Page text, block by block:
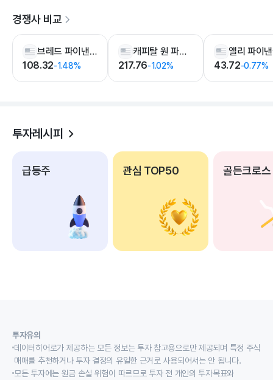
경쟁사 비교
브레드 파이낸셜 홀딩스
108.32-1.48%
캐피탈 원 파이낸셜
217.76-1.02%
앨리 파이
43.72-0.77%
투자레시피
급등주 관심 TOP50 골든크로스
투자유의
데이터히어로가 제공하는 모든 정보는 투자 참고용으로만 제공되며 특정 주식
매매를 추천하거나 투자 결정의 유일한 근거로 사용되어서는 안 됩니다.
모든 투자에는 원금 손실 위험이 따르므로 투자 전 개인의 투자목표와